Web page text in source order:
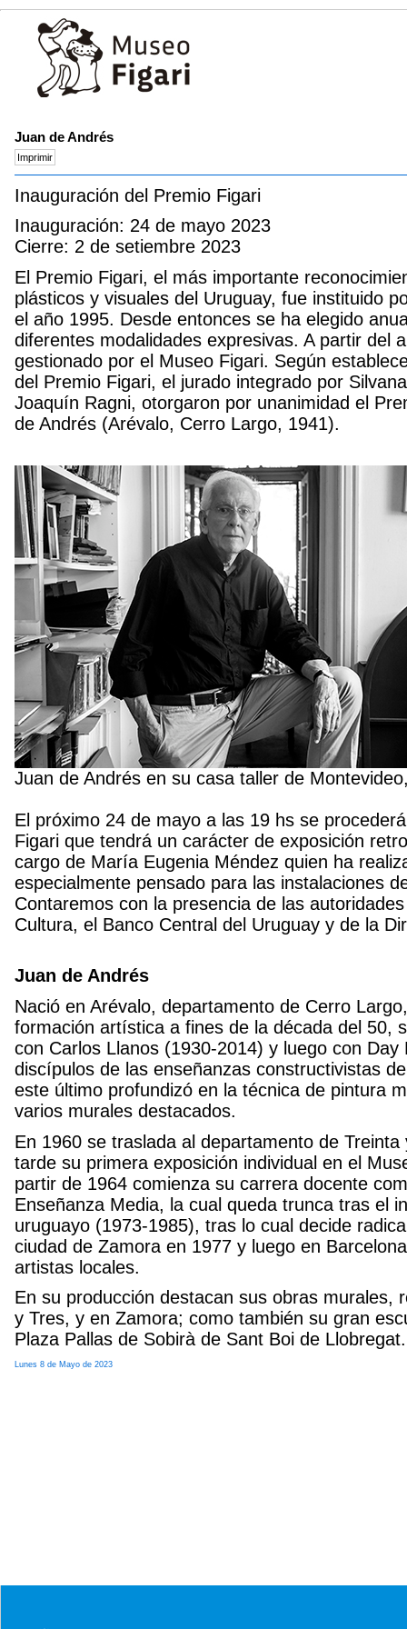
Juan de Andrés
Inauguración del Premio Figari
Inauguración: 24 de mayo 2023
Cierre: 2 de setiembre 2023
El Premio Figari, el más importante
plásticos y visuales del Uruguay, fue instituido
el año 1995. Desde entonces se ha elegido
diferentes modalidades expresivas. A partir del
gestionado por el Museo Figari. Según
del Premio Figari, el jurado integrado por
Joaquín Ragni, otorgaron por unanimidad el
de Andrés (Arévalo, Cerro Largo, 1941).
Juan de Andrés en su casa taller de
El próximo 24 de mayo a las 19 hs se
Figari que tendrá un carácter de exposición
cargo de María Eugenia Méndez quien ha
especialmente pensado para las instalaciones
Contaremos con la presencia de las
Cultura, el Banco Central del Uruguay y de la
Juan de Andrés
Nació en Arévalo, departamento de Cerro
formación artística a fines de la década del 50,
con Carlos Llanos (1930-2014) y luego con
discípulos de las enseñanzas constructivistas
este último profundizó en la técnica de pintura
varios murales destacados.
En 1960 se traslada al departamento de
tarde su primera exposición individual en el
partir de 1964 comienza su carrera docente
Enseñanza Media, la cual queda trunca tras el
uruguayo (1973-1985), tras lo cual decide
ciudad de Zamora en 1977 y luego en
artistas locales.
En su producción destacan sus obras murales,
y Tres, y en Zamora; como también su gran
Plaza Pallas de Sobirà de Sant Boi de
Lunes 8 de Mayo de 2023